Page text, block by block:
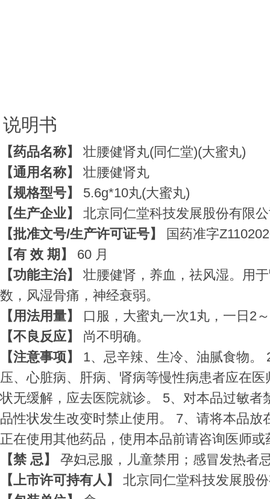
说明书
【药品名称】
壮腰健肾丸(同仁堂)(大蜜丸)
【通用名称】
壮腰健肾丸
【规格型号】
5.6g*10丸(大蜜丸)
【生产企业】
北京同仁堂科技发展股份有限
【批准文号/生产许可证号】
国药准字
【有 效 期】
60 月
【功能主治】
壮腰健肾，养血，祛风湿。用
数，风湿骨痛，神经衰弱。
【用法用量】
口服，大蜜丸一次1丸，一日2
【不良反应】
尚不明确。
【注意事项】
1、忌辛辣、生冷、油腻食物。
压、心脏病、肝病、肾病等慢性病患者应在
状无缓解，应去医院就诊。 5、对本品过敏者
品性状发生改变时禁止使用。 7、请将本品放
正在使用其他药品，使用本品前请咨询医师或
【禁 忌】
孕妇忌服，儿童禁用；感冒发热者
【上市许可持有人】
北京同仁堂科技发展股